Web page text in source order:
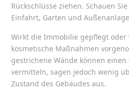
Rückschlüsse ziehen. Schauen
Einfahrt, Garten und
Wirkt die Immobilie gepflegt
kosmetische Maßnahmen
gestrichene Wände können
vermitteln, sagen jedoch wenig
Zustand des Gebäudes aus.